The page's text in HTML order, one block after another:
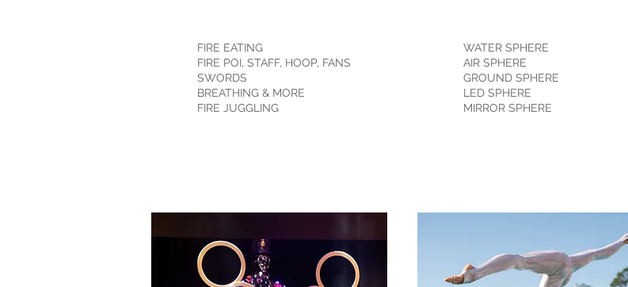
FIRE EATING
FIRE POI, STAFF, HOOP, FANS
SWORDS
BREATHING & MORE
FIRE JUGGLING
WATER SPHERE
AIR SPHERE
GROUND SPHERE
LED SPHERE
MIRROR SPHERE